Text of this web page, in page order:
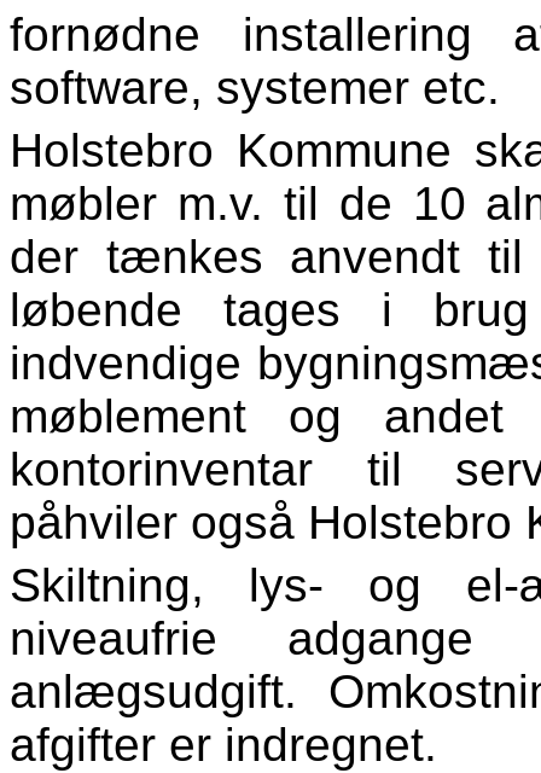
fornødne installering
software, systemer etc.
Holstebro Kommune
møbler m.v. til de 10
der tænkes anvendt til
løbende tages i brug
indvendige
møblement og
kontorinventar til
påhviler også Holstebro
Skiltning, lys- og el-
niveaufrie
anlægsudgift.
afgifter er indregnet.